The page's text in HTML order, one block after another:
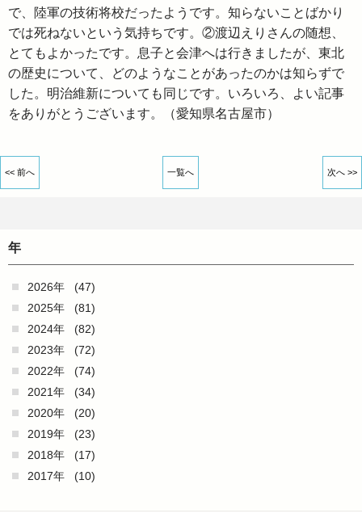
で、陸軍の技術将校だったようです。知らないことばかり
では死ねないという気持ちです。②渡辺えりさんの随想、
とてもよかったです。息子と会津へは行きましたが、東北
の歴史について、どのようなことがあったのかは知らずで
した。明治維新についても同じです。いろいろ、よい記事
をありがとうございます。（愛知県名古屋市）
<< 前へ 一覧へ 次へ >>
年
2026年
(47)
2025年
(81)
2024年
(82)
2023年
(72)
2022年
(74)
2021年
(34)
2020年
(20)
2019年
(23)
2018年
(17)
2017年
(10)